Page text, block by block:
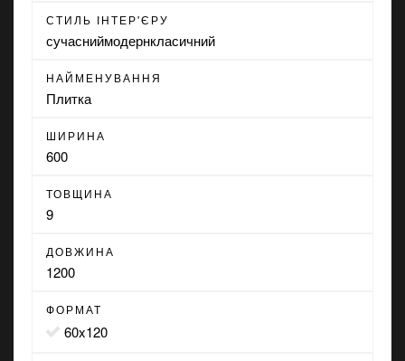
СТИЛЬ ІНТЕР'ЄРУ
сучасниймодернкласичний
НАЙМЕНУВАННЯ
Плитка
ШИРИНА
600
ТОВЩИНА
9
ДОВЖИНА
1200
ФОРМАТ
60x120